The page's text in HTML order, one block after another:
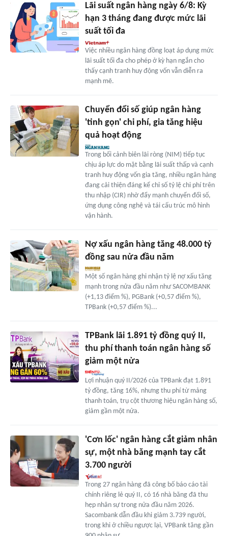
Lãi suất ngân hàng ngày 6/8: Kỳ
hạn 3 tháng đang được mức lãi
suất tối đa
Việc nhiều ngân hàng đồng loạt áp dụng mức
lãi suất tối đa cho phép ở kỳ hạn ngắn cho
thấy cạnh tranh huy động vốn vẫn diễn ra
mạnh mẽ.
Chuyển đổi số giúp ngân hàng
'tinh gọn' chi phí, gia tăng hiệu
quả hoạt động
Trong bối cảnh biên lãi ròng (NIM) tiếp tục
chịu áp lực do mặt bằng lãi suất thấp và cạnh
tranh huy động vốn gia tăng, nhiều ngân hàng
đang cải thiện đáng kể chỉ số tỷ lệ chi phí trên
thu nhập (CIR) nhờ đẩy mạnh chuyển đổi số,
ứng dụng công nghệ và tái cấu trúc mô hình
vận hành.
Nợ xấu ngân hàng tăng 48.000 tỷ
đồng sau nửa đầu năm
Một số ngân hàng ghi nhận tỷ lệ nợ xấu tăng
mạnh trong nửa đầu năm như SACOMBANK
(+1,13 điểm %), PGBank (+0,57 điểm %),
TPBank (+0,57 điểm %)...
TPBank lãi 1.891 tỷ đồng quý II,
thu phí thanh toán ngân hàng số
giảm một nửa
Lợi nhuận quý II/2026 của TPBank đạt 1.891
tỷ đồng, tăng 16%, nhưng thu phí từ mảng
thanh toán, trụ cột thương hiệu ngân hàng số,
giảm gần một nửa.
'Cơn lốc' ngân hàng cắt giảm nhân
sự, một nhà băng mạnh tay cắt
3.700 người
Trong 27 ngân hàng đã công bố báo cáo tài
chính riêng lẻ quý II, có 16 nhà băng đã thu
hẹp nhân sự trong nửa đầu năm 2026.
Sacombank dẫn đầu khi giảm 3.739 người,
trong khi ở chiều ngược lại, VPBank tăng gần